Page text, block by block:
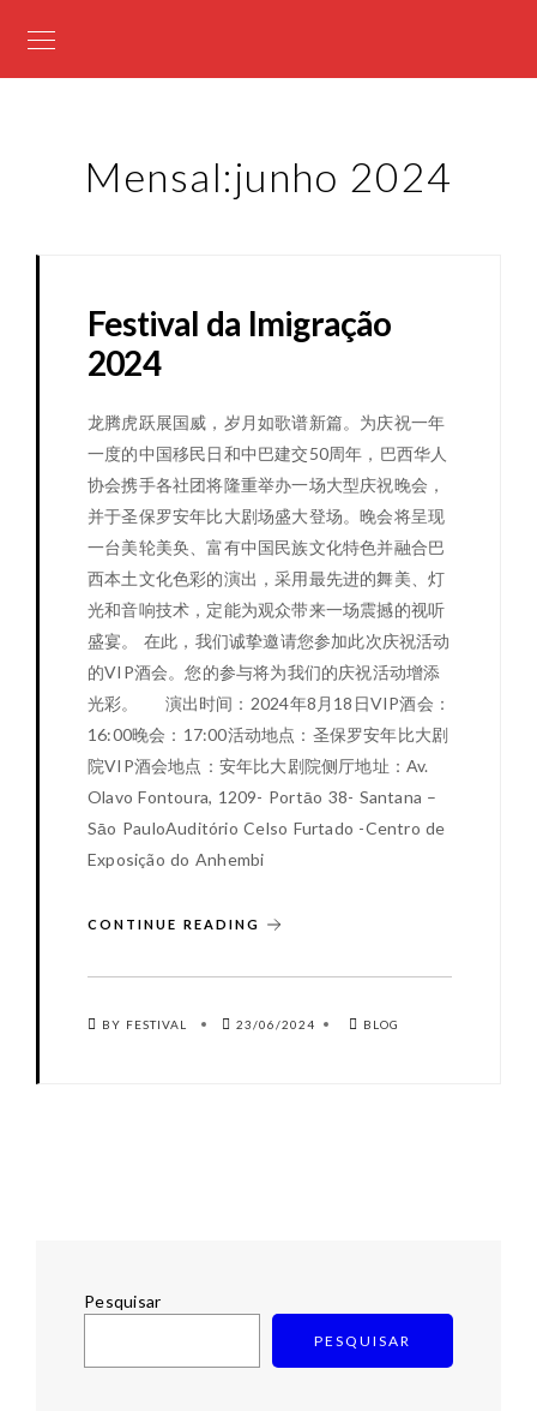
Mensal:junho 2024
Festival da Imigração
2024
龙腾虎跃展国威，岁月如歌谱新篇。为庆祝一年
一度的中国移民日和中巴建交50周年，巴西华人
协会携手各社团将隆重举办一场大型庆祝晚会，
并于圣保罗安年比大剧场盛大登场。晚会将呈现
一台美轮美奂、富有中国民族文化特色并融合巴
西本土文化色彩的演出，采用最先进的舞美、灯
光和音响技术，定能为观众带来一场震撼的视听
盛宴。 在此，我们诚挚邀请您参加此次庆祝活动
的VIP酒会。您的参与将为我们的庆祝活动增添
光彩。 演出时间：2024年8月18日VIP酒会：
16:00晚会：17:00活动地点：圣保罗安年比大剧
院VIP酒会地点：安年比大剧院侧厅地址：Av.
Olavo Fontoura, 1209- Portāo 38- Santana –
Sāo PauloAuditório Celso Furtado -Centro de
Exposição do Anhembi
CONTINUE READING
BY FESTIVAL 23/06/2024 BLOG
Pesquisar
PESQUISAR